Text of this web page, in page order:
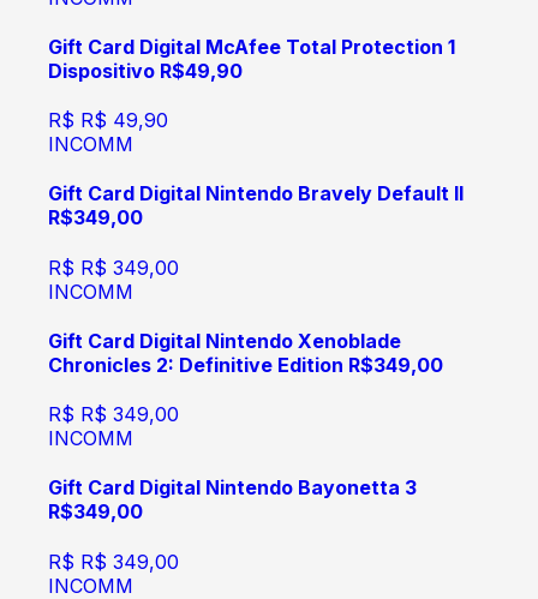
Gift Card Digital McAfee Total Protection 1
Dispositivo R$49,90
R$ R$ 49,90
INCOMM
Gift Card Digital Nintendo Bravely Default II
R$349,00
R$ R$ 349,00
INCOMM
Gift Card Digital Nintendo Xenoblade
Chronicles 2: Definitive Edition R$349,00
R$ R$ 349,00
INCOMM
Gift Card Digital Nintendo Bayonetta 3
R$349,00
R$ R$ 349,00
INCOMM